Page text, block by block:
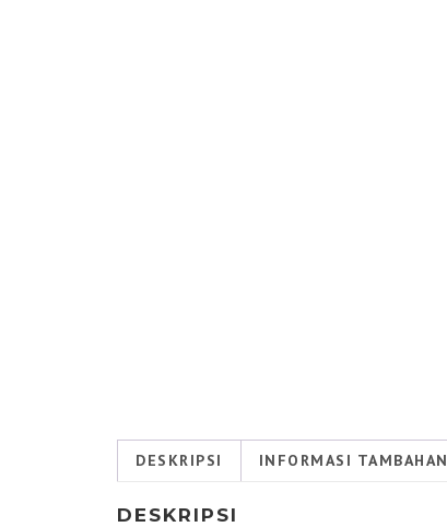
DESKRIPSI INFORMASI TAMBAHAN
DESKRIPSI